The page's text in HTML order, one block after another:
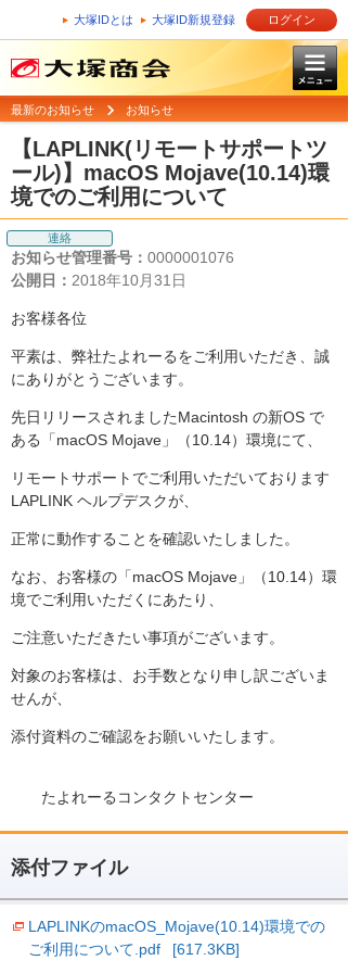
大塚IDとは 大塚ID新規登録 ログイン
最新のお知らせ お知らせ
【LAPLINK(リモートサポートツ
ール)】macOS Mojave(10.14)環
境でのご利用について
連絡
お知らせ管理番号： 0000001076
公開日： 2018年10月31日
お客様各位
平素は、弊社たよれーるをご利用いただき、誠
にありがとうございます。
先日リリースされましたMacintosh の新OS で
ある「macOS Mojave」（10.14）環境にて、
リモートサポートでご利用いただいております
LAPLINK ヘルプデスクが、
正常に動作することを確認いたしました。
なお、お客様の「macOS Mojave」（10.14）環
境でご利用いただくにあたり、
ご注意いただきたい事項がございます。
対象のお客様は、お手数となり申し訳ございま
せんが、
添付資料のご確認をお願いいたします。
たよれーるコンタクトセンター
添付ファイル
LAPLINKのmacOS_Mojave(10.14)環境での
ご利用について.pdf
[617.3KB]